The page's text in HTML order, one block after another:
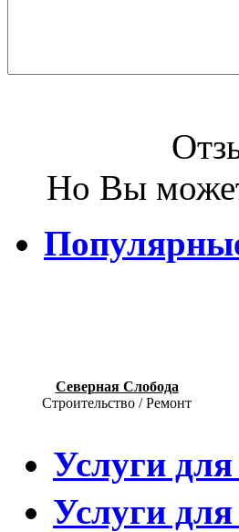
Но Вы
Северная Слобода
Строительство / Ремонт
Услуги для
Услуги